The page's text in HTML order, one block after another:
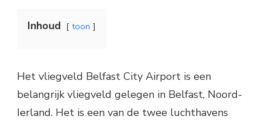
Inhoud toon
Het vliegveld Belfast City Airport is een
belangrijk vliegveld gelegen in Belfast, Noord-
Ierland. Het is een van de twee luchthavens